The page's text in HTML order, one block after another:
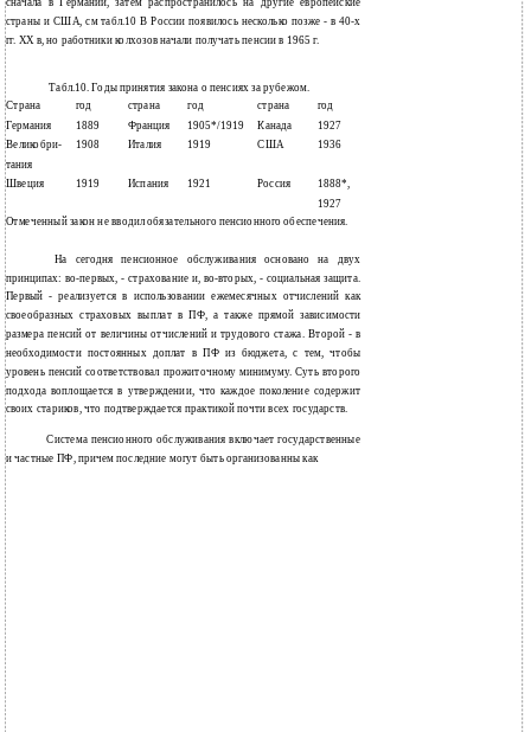
сначала в Германии, затем распространилось на другие европейские
страны и США, см табл.10 В России появилось несколько позже - в 40-х
гг. ХХ в, но работники колхозов начали получать пенсии в 1965 г.
Табл.10. Годы принятия закона о пенсиях за рубежом.
Страна
год страна год страна год
Германия 1889 Франция 1905*/1919 Канада 1927
Великобри- 1908 Италия 1919 США
1936
тания
Швеция
1919 Испания 1921 Россия
1888*,
1927
Отмеченный закон не вводил обязательного пенсионного обеспечения.
На сегодня пенсионное обслуживания основано на двух
принципах: во-первых, - страхование и, во-вторых, - социальная защита.
Первый - реализуется в использовании ежемесячных отчислений как
своеобразных страховых выплат в ПФ, а также прямой зависимости
размера пенсий от величины отчислений и трудового стажа. Второй - в
необходимости постоянных доплат в ПФ из бюджета, с тем, чтобы
уровень пенсий соответствовал прожиточному минимуму. Суть второго
подхода воплощается в утверждении, что каждое поколение содержит
своих стариков, что подтверждается практикой почти всех государств.
Система пенсионного обслуживания включает государственные
и частные ПФ, причем последние могут быть организованны как